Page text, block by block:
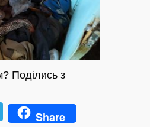
Поділись з
Telegram
Share